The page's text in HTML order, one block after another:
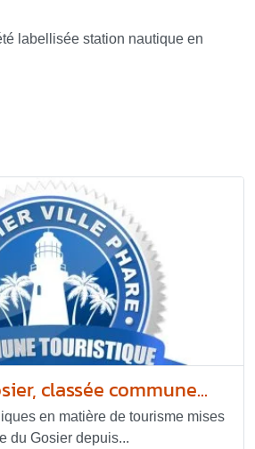
labellisée station nautique en
classée commune...
en matière de tourisme mises
du Gosier depuis...